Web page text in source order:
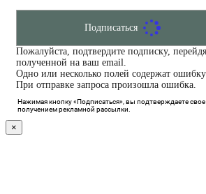
Подписаться
Пожалуйста, подтвердите подписку,
полученной на ваш email.
Одно или несколько полей содержат ошибку.
При отправке запроса произошла ошибка.
Нажимая кнопку «Подписаться», вы подтверждаете свое
получением рекламной рассылки.
×